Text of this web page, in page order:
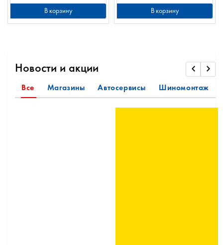
В корзину В корзину
Новости и акции
Все Магазины Автосервисы Шиномонтаж